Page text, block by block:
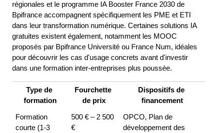
régionales et le programme IA Booster France 2030 de
Bpifrance accompagnent spécifiquement les PME et ETI
dans leur transformation numérique. Certaines solutions IA
gratuites existent également, notamment les MOOC
proposés par Bpifrance Université ou France Num, idéales
pour découvrir les cas d'usage concrets avant d'investir
dans une formation inter-entreprises plus poussée.
Type de
formation
Fourchette
de prix
Dispositifs de
financement
Formation
courte (1-3
500 € – 2 500
€
OPCO, Plan de
développement des